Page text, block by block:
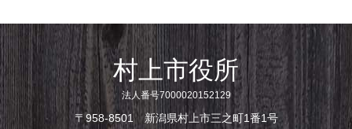
村上市役所
法人番号7000020152129
〒958-8501 新潟県村上市三之町1番1号